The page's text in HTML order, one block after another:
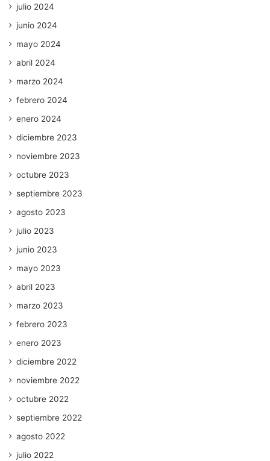
julio 2024
junio 2024
mayo 2024
abril 2024
marzo 2024
febrero 2024
enero 2024
diciembre 2023
noviembre 2023
octubre 2023
septiembre 2023
agosto 2023
julio 2023
junio 2023
mayo 2023
abril 2023
marzo 2023
febrero 2023
enero 2023
diciembre 2022
noviembre 2022
octubre 2022
septiembre 2022
agosto 2022
julio 2022